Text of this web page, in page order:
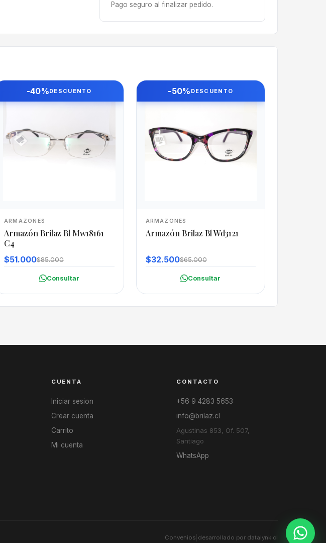
Pago seguro al finalizar pedido.
-40%DESCUENTO
ARMAZONES
Armazón Brilaz Bl Mw18161
C4
$51.000$85.000
Consultar
-50% DESCUENTO
ARMAZONES
Armazón Brilaz Bl Wd3121
$32.500$65.000
Consultar
CUENTA
Iniciar sesion
Crear cuenta
Carrito
Mi cuenta
CONTACTO
+56 9 4283 5653
info@brilaz.cl
Agustinas 853, Of. 507,
Santiago
WhatsApp
Convenios desarrollado por datalynk.cl